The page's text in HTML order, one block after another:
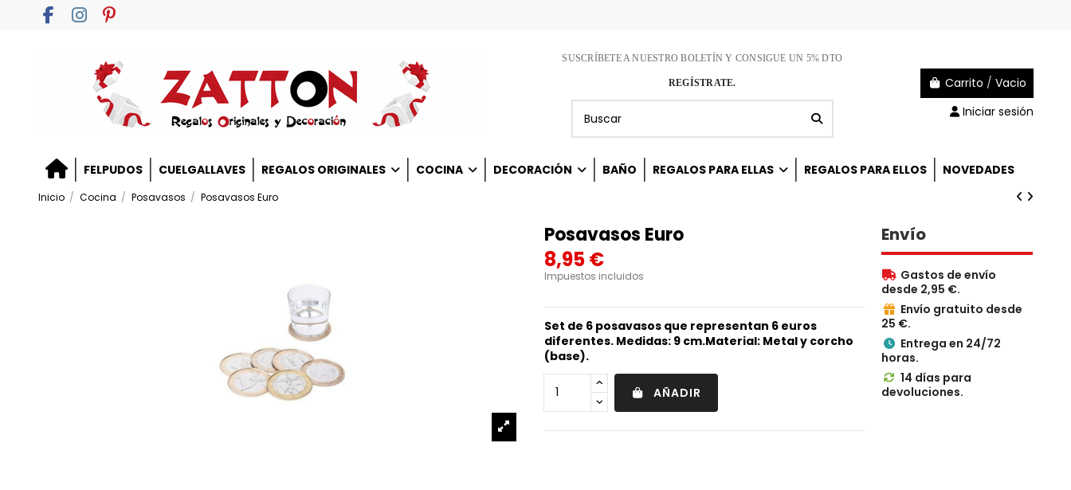
SUSCRÍBETE A NUESTRO BOLETÍN Y CONSIGUE UN 5% DTO
REGÍSTRATE. Carrito / Vacio
Iniciar sesión
FELPUDOS CUELGALLAVES REGALOS ORIGINALES COCINA DECORACIÓN BAÑO REGALOS PARA ELLAS REGALOS PARA ELLOS NOVEDADES
Inicio Cocina Posavasos Posavasos Euro
Posavasos Euro
8,95 €
Impuestos incluidos
Set de 6 posavasos que representan 6 euros
diferentes. Medidas: 9 cm.Material: Metal y corcho
(base).
AÑADIR
Envío
 Gastos de envío
desde 2,95 €.
 Envío gratuito desde
25 €.
 Entrega en 24/72
horas.
 14 días para
devoluciones.